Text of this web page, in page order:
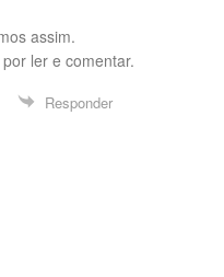
assim.
ler e comentar.
Responder